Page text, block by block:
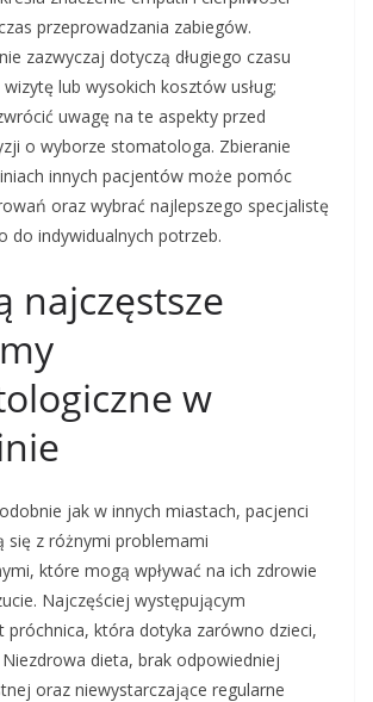
przeprowadzania zabiegów.
zazwyczaj dotyczą długiego czasu
lub wysokich kosztów usług;
uwagę na te aspekty przed
o wyborze stomatologa. Zbieranie
innych pacjentów może pomóc
oraz wybrać najlepszego specjalistę
do indywidualnych potrzeb.
najczęstsze
w
jak w innych miastach, pacjenci
się z różnymi problemami
które mogą wpływać na ich zdrowie
Najczęściej występującym
próchnica, która dotyka zarówno dzieci,
Niezdrowa dieta, brak odpowiedniej
oraz niewystarczające regularne